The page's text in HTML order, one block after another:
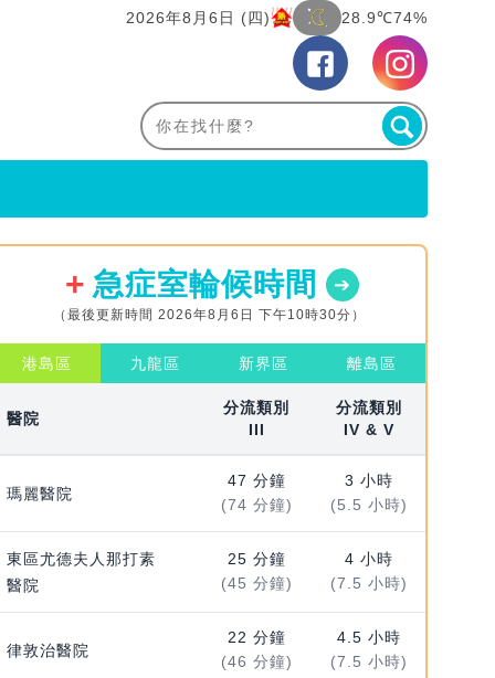
2026年8月6日 (四) 28.9℃74%
急症室輪候時間
（最後更新時間 2026年8月6日 下午10時30分）
港島區 九龍區 新界區 離島區
醫院
分流類別
III
分流類別
IV & V
瑪麗醫院
47 分鐘
(74 分鐘)
3 小時
(5.5 小時)
東區尤德夫人那打素
醫院
25 分鐘
(45 分鐘)
4 小時
(7.5 小時)
律敦治醫院
22 分鐘
(46 分鐘)
4.5 小時
(7.5 小時)